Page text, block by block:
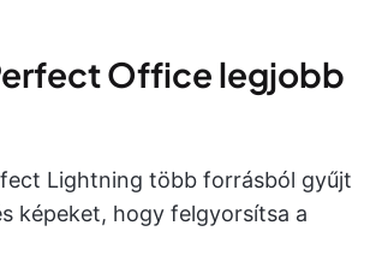
Office legjobb
Lightning több forrásból gyűjt
képeket, hogy felgyorsítsa a